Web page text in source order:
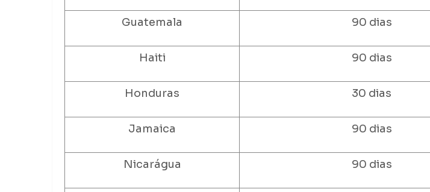
Guatemala 90 dias
Haiti 90 dias
Honduras 30 dias
Jamaica 90 dias
Nicarágua 90 dias